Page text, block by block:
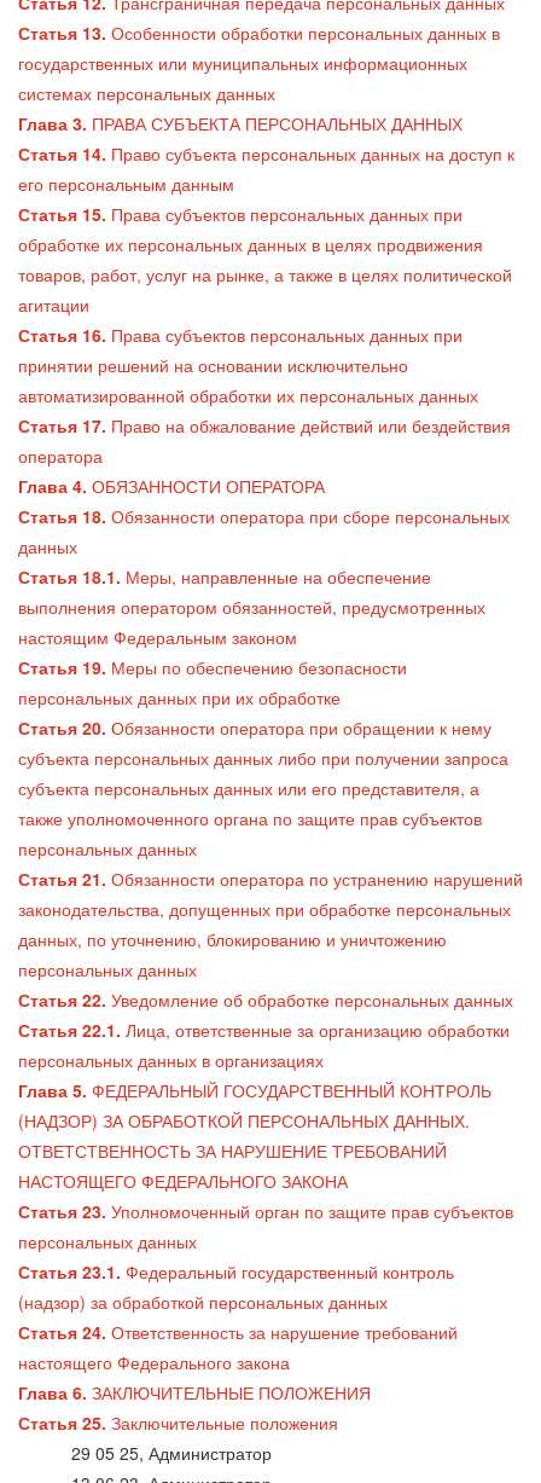
Статья 13. Особенности обработки персональных данных в
государственных или муниципальных информационных
системах персональных данных
Глава 3. ПРАВА СУБЪЕКТА ПЕРСОНАЛЬНЫХ ДАННЫХ
Статья 14. Право субъекта персональных данных на доступ к
его персональным данным
Статья 15. Права субъектов персональных данных при
обработке их персональных данных в целях продвижения
товаров, работ, услуг на рынке, а также в целях политической
агитации
Статья 16. Права субъектов персональных данных при
принятии решений на основании исключительно
автоматизированной обработки их персональных данных
Статья 17. Право на обжалование действий или бездействия
оператора
Глава 4. ОБЯЗАННОСТИ ОПЕРАТОРА
Статья 18. Обязанности оператора при сборе персональных
данных
Статья 18.1. Меры, направленные на обеспечение
выполнения оператором обязанностей, предусмотренных
настоящим Федеральным законом
Статья 19. Меры по обеспечению безопасности
персональных данных при их обработке
Статья 20. Обязанности оператора при обращении к нему
субъекта персональных данных либо при получении запроса
субъекта персональных данных или его представителя, а
также уполномоченного органа по защите прав субъектов
персональных данных
Статья 21. Обязанности оператора по устранению нарушений
законодательства, допущенных при обработке персональных
данных, по уточнению, блокированию и уничтожению
персональных данных
Статья 22. Уведомление об обработке персональных данных
Статья 22.1. Лица, ответственные за организацию обработки
персональных данных в организациях
Глава 5. ФЕДЕРАЛЬНЫЙ ГОСУДАРСТВЕННЫЙ КОНТРОЛЬ
(НАДЗОР) ЗА ОБРАБОТКОЙ ПЕРСОНАЛЬНЫХ ДАННЫХ.
ОТВЕТСТВЕННОСТЬ ЗА НАРУШЕНИЕ ТРЕБОВАНИЙ
НАСТОЯЩЕГО ФЕДЕРАЛЬНОГО ЗАКОНА
Статья 23. Уполномоченный орган по защите прав субъектов
персональных данных
Статья 23.1. Федеральный государственный контроль
(надзор) за обработкой персональных данных
Статья 24. Ответственность за нарушение требований
настоящего Федерального закона
Глава 6. ЗАКЛЮЧИТЕЛЬНЫЕ ПОЛОЖЕНИЯ
Статья 25. Заключительные положения
29 05 25, Администратор